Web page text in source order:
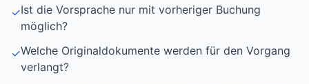
✓Ist die Vorsprache nur mit vorheriger Buchung
möglich?
✓Welche Originaldokumente werden für den Vorgang
verlangt?